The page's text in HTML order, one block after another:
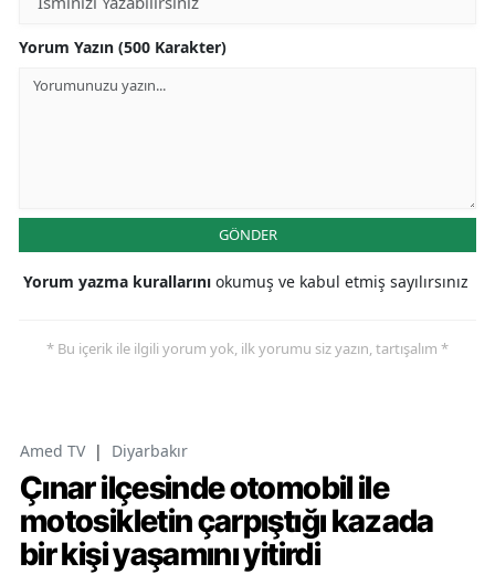
Yorum Yazın (500 Karakter)
GÖNDER
Yorum yazma kurallarını okumuş ve kabul etmiş sayılırsınız
* Bu içerik ile ilgili yorum yok, ilk yorumu siz yazın, tartışalım *
Amed TV | Diyarbakır
Çınar ilçesinde otomobil ile
motosikletin çarpıştığı kazada
bir kişi yaşamını yitirdi